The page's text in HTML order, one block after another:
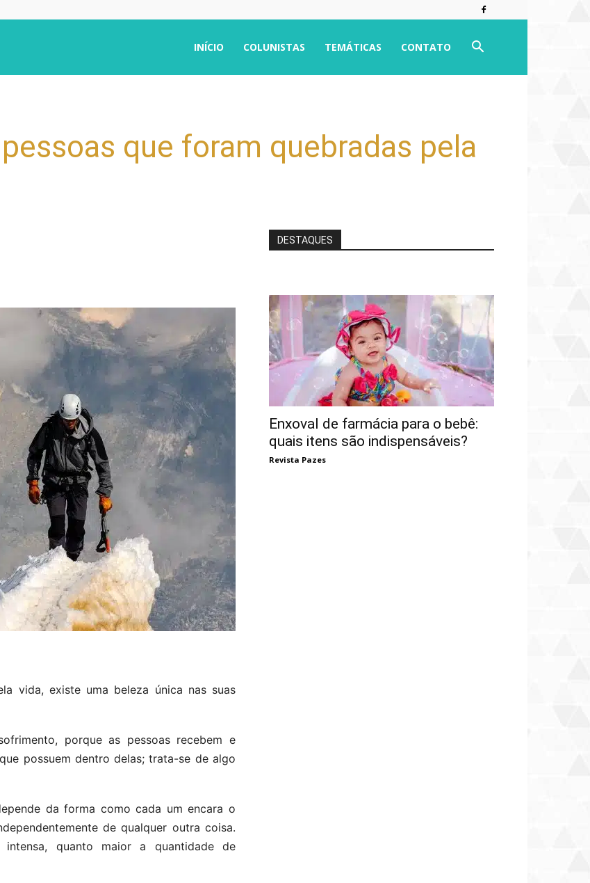
INÍCIO COLUNISTAS TEMÁTICAS CONTATO
que foram quebradas pela
vida, existe uma beleza única nas suas
porque as pessoas recebem e
possuem dentro delas; trata-se de algo
da forma como cada um encara o
de qualquer outra coisa.
quanto maior a quantidade de
DESTAQUES
Enxoval de farmácia para o bebê:
quais itens são indispensáveis?
Revista Pazes